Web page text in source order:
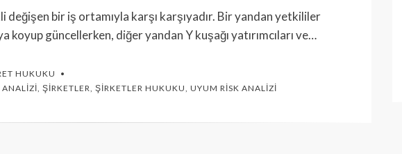
bir iş ortamıyla karşı karşıyadır. Bir yandan yetkililer
koyup güncellerken, diğer yandan Y kuşağı yatırımcıları ve…
HUKUKU
ANALIZI, ŞIRKETLER, ŞIRKETLER HUKUKU, UYUM RISK ANALIZI